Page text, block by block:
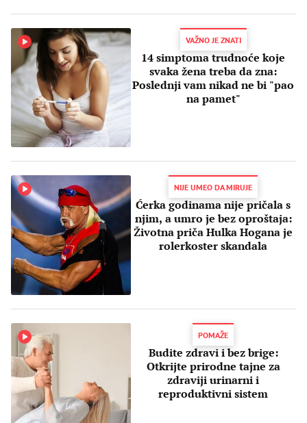
VAŽNO JE ZNATI
14 simptoma trudnoće koje
svaka žena treba da zna:
Poslednji vam nikad ne bi "pao
na pamet"
NIJE UMEO DA MIRUJE
Ćerka godinama nije pričala s
njim, a umro je bez oproštaja:
Životna priča Hulka Hogana je
rolerkoster skandala
POMAŽE
Budite zdravi i bez brige:
Otkrijte prirodne tajne za
zdraviji urinarni i
reproduktivni sistem